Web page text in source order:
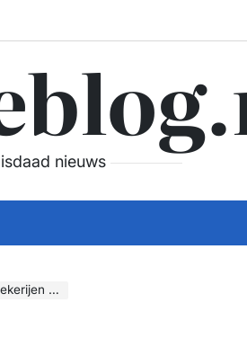
nieuws
invallen